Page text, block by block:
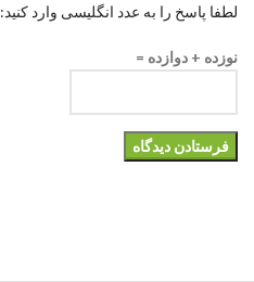
لطفا پاسخ را به عدد انگلیسی وارد کنید:
نوزده + دوازده =